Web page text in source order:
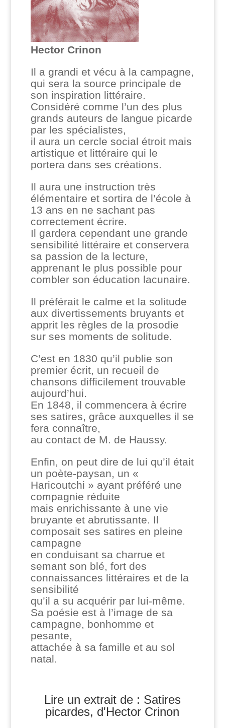
Hector Crinon
Il a grandi et vécu à la campagne,
qui sera la source principale de
son inspiration littéraire.
Considéré comme l’un des plus
grands auteurs de langue picarde
par les spécialistes,
il aura un cercle social étroit mais
artistique et littéraire qui le
portera dans ses créations.
Il aura une instruction très
élémentaire et sortira de l’école à
13 ans en ne sachant pas
correctement écrire.
Il gardera cependant une grande
sensibilité littéraire et conservera
sa passion de la lecture,
apprenant le plus possible pour
combler son éducation lacunaire.
Il préférait le calme et la solitude
aux divertissements bruyants et
apprit les règles de la prosodie
sur ses moments de solitude.
C’est en 1830 qu’il publie son
premier écrit, un recueil de
chansons difficilement trouvable
aujourd’hui.
En 1848, il commencera à écrire
ses satires, grâce auxquelles il se
fera connaître,
au contact de M. de Haussy.
Enfin, on peut dire de lui qu’il était
un poète-paysan, un «
Haricoutchi » ayant préféré une
compagnie réduite
mais enrichissante à une vie
bruyante et abrutissante. Il
composait ses satires en pleine
campagne
en conduisant sa charrue et
semant son blé, fort des
connaissances littéraires et de la
sensibilité
qu’il a su acquérir par lui-même.
Sa poésie est à l’image de sa
campagne, bonhomme et
pesante,
attachée à sa famille et au sol
natal.
Lire un extrait de : Satires
picardes, d'Hector Crinon